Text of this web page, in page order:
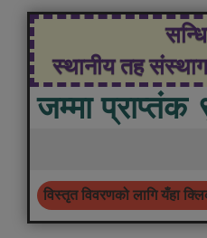
स्थानीय तह
जम्मा
विस्तृत विवरणको लागि यँहा